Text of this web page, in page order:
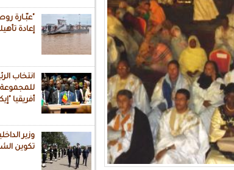
"عبّـارة
إعادة
انتخاب
للمجموعة
أفريقيا
وزير
تكوين